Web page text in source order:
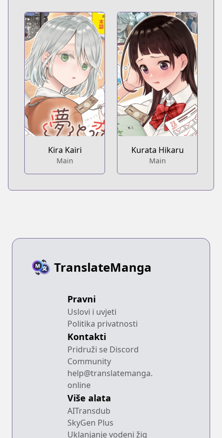
Kira Kairi
Main
Kurata Hikaru
Main
TranslateManga
Pravni
Uslovi i uvjeti
Politika privatnosti
Kontakti
Pridruži se Discord
Community
help@translatemanga.
online
Više alata
AITransdub
SkyGen Plus
Uklanjanje vodeni žig